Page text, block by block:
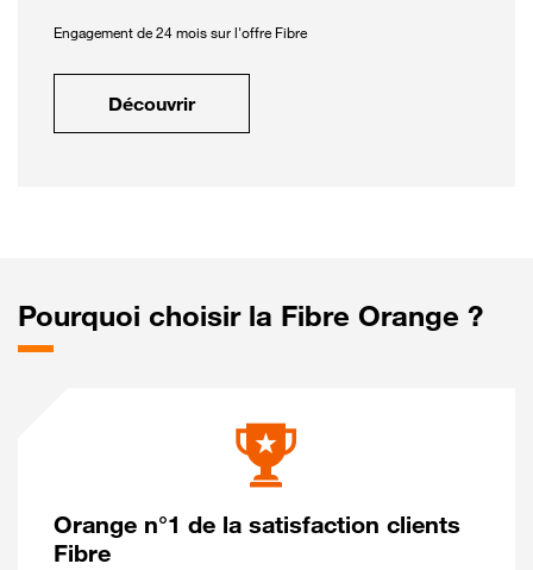
Engagement de 24 mois sur l'offre Fibre
Découvrir
Pourquoi choisir la Fibre Orange ?
Orange n°1 de la satisfaction clients
Fibre